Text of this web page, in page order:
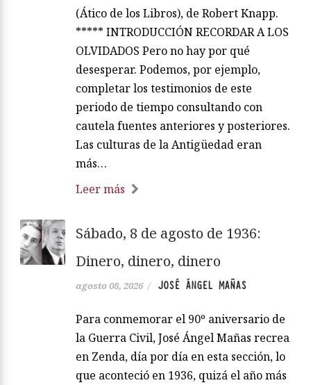
(Ático de los Libros), de Robert Knapp.
***** INTRODUCCIÓN RECORDAR A LOS
OLVIDADOS Pero no hay por qué
desesperar. Podemos, por ejemplo,
completar los testimonios de este
periodo de tiempo consultando con
cautela fuentes anteriores y posteriores.
Las culturas de la Antigüedad eran
más…
Leer más
Sábado, 8 de agosto de 1936:
Dinero, dinero, dinero
agosto 08, 2026 / JOSÉ ÁNGEL MAÑAS
Para conmemorar el 90º aniversario de
la Guerra Civil, José Ángel Mañas recrea
en Zenda, día por día en esta sección, lo
que aconteció en 1936, quizá el año más